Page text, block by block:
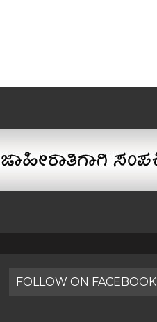
FOLLOW ON FACEBOOK